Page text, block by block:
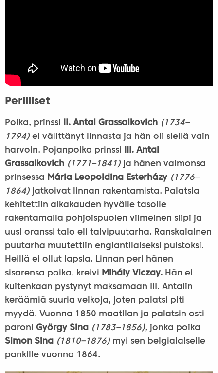
Perilliset
Poika, prinssi II. Antal Grassalkovich (1734–
1794)ei välittänyt linnasta ja hän oli siellä vain
harvoin. Pojanpoika prinssi
III. Antal
Grassalkovich (1771–1841)ja hänen vaimonsa
prinsessa Mária Leopoldina Esterházy (1776–
1864)jatkoivat linnan rakentamista. Palatsia
kehitettiin aikakauden hyvälle tasolle
rakentamalla pohjoispuolen viimeinen siipi ja
uusi oranssi talo eli talvipuutarha. Ranskalainen
puutarha muutettiin englantilaiseksi puistoksi.
Heillä ei ollut lapsia. Linnan peri hänen
sisarensa poika, kreivi
Mihály Viczay.Hän ei
kuitenkaan pystynyt maksamaan III. Antalin
keräämiä suuria velkoja, joten palatsi piti
myydä. Vuonna 1850 maatilan ja palatsin osti
paroni György Sina (1783–1856),jonka poika
Simon Sina (1810–1876)myi sen belgialaiselle
pankille vuonna 1864.